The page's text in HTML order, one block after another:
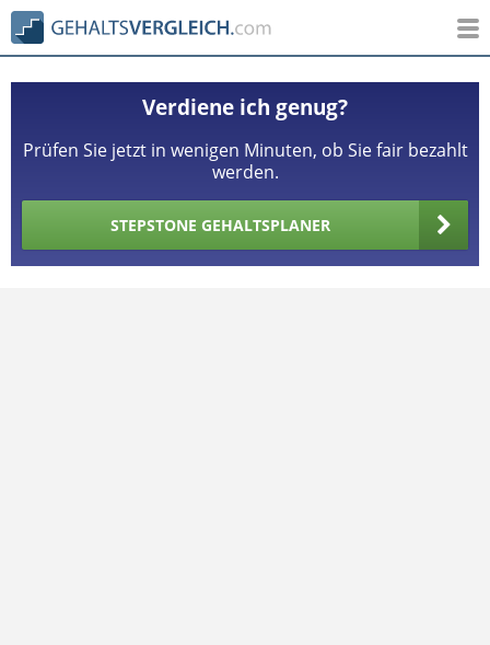
Verdiene ich genug?
Prüfen Sie jetzt in wenigen Minuten, ob Sie fair bezahlt
werden.
STEPSTONE GEHALTSPLANER